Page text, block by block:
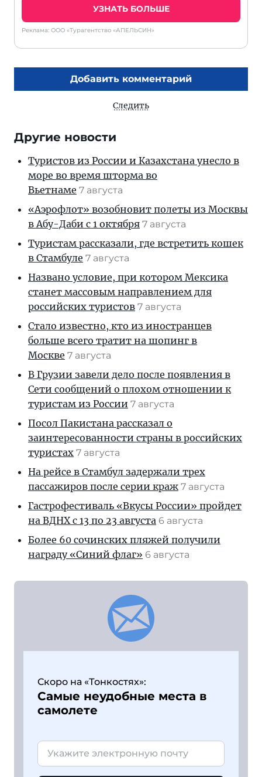
УЗНАТЬ БОЛЬШЕ
Реклама: ООО «Турагентство «АПЕЛЬСИН»
Добавить комментарий
Следить
Другие новости
Туристов из России и Казахстана унесло в
море во время шторма во
Вьетнаме 7 августа
«Аэрофлот» возобновит полеты из Москвы
в Абу-Даби с 1 октября 7 августа
Туристам рассказали, где встретить кошек
в Стамбуле 7 августа
Названо условие, при котором Мексика
станет массовым направлением для
российских туристов 7 августа
Стало известно, кто из иностранцев
больше всего тратит на шопинг в
Москве 7 августа
В Грузии завели дело после появления в
Сети сообщений о плохом отношении к
туристам из России 7 августа
Посол Пакистана рассказал о
заинтересованности страны в российских
туристах 7 августа
На рейсе в Стамбул задержали трех
пассажиров после серии краж 7 августа
Гастрофестиваль «Вкусы России» пройдет
на ВДНХ с 13 по 23 августа 6 августа
Более 60 сочинских пляжей получили
награду «Синий флаг» 6 августа
Скоро на «Тонкостях»:
Самые неудобные места в
самолете